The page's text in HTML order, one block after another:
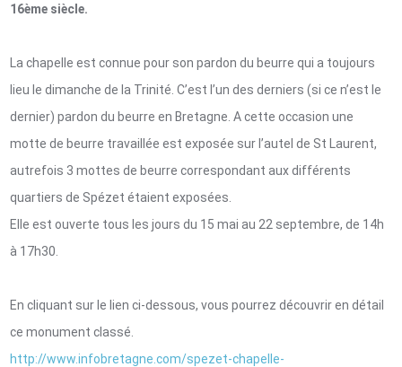
16ème siècle.
La chapelle est connue pour son pardon du beurre qui a toujours
lieu le dimanche de la Trinité. C’est l’un des derniers (si ce n’est le
dernier) pardon du beurre en Bretagne. A cette occasion une
motte de beurre travaillée est exposée sur l’autel de St Laurent,
autrefois 3 mottes de beurre correspondant aux différents
quartiers de Spézet étaient exposées.
Elle est ouverte tous les jours du 15 mai au 22 septembre, de 14h
à 17h30.
En cliquant sur le lien ci-dessous, vous pourrez découvrir en détail
ce monument classé.
http://www.infobretagne.com/spezet-chapelle-